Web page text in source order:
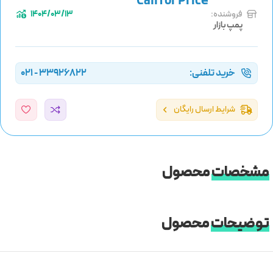
فروشنده:
پمپ بازار
1404/03/13
خرید تلفنی: 33926822 - 021
شرایط ارسال رایگان
مشخصاتمحصول
توضیحاتمحصول